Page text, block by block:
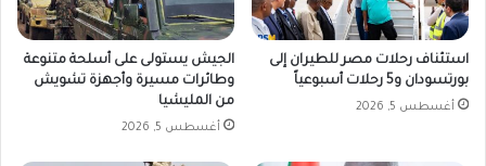
استئناف رحلات مصر للطيران إلى
بورتسودان و5 رحلات أسبوعياً
أغسطس 5, 2026
الجيش يستولى على أسلحة متنوعة
وطائرات مسيرة وأجهزة تشويش
من المليشيا
أغسطس 5, 2026